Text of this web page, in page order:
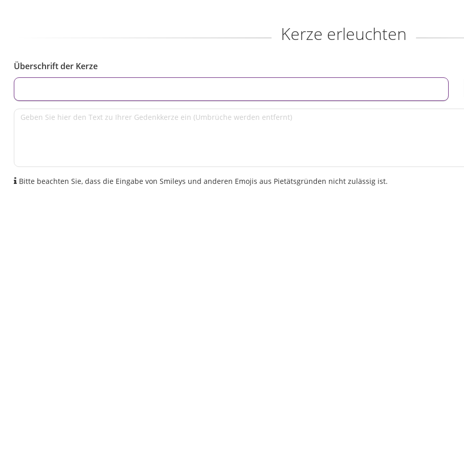
Kerze erleuchten
Überschrift der Kerze
Bitte beachten Sie, dass die Eingabe von Smileys und anderen Emojis aus Pietätsgründen nicht zulässig ist.